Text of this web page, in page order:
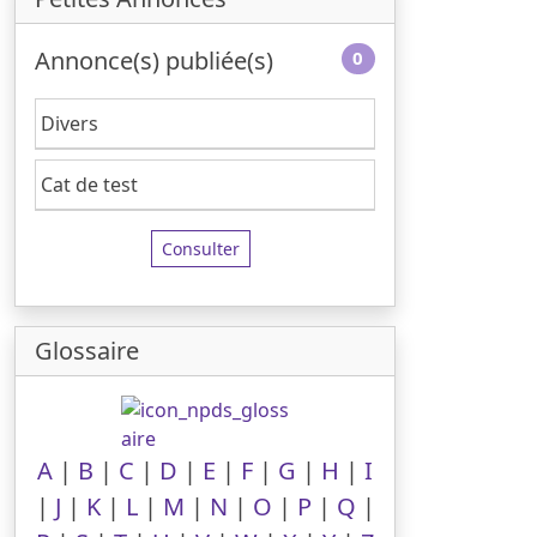
0
Annonce(s) publiée(s)
Divers
Cat de test
Consulter
Glossaire
A | B | C | D | E | F | G | H | I
| J | K| L| M | N | O | P | Q |